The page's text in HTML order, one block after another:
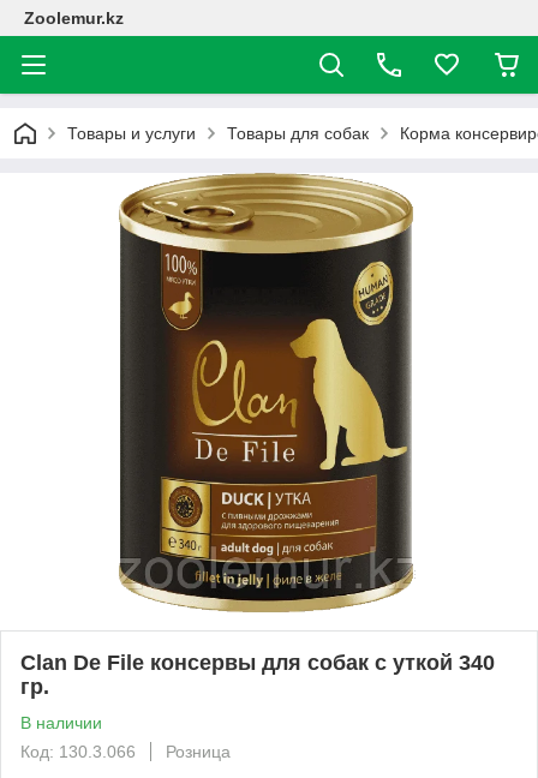
Zoolemur.kz
Товары и услуги Товары для собак Корма
Clan De File консервы для собак с уткой 340
гр.
В наличии
Код: 130.3.066
Розница